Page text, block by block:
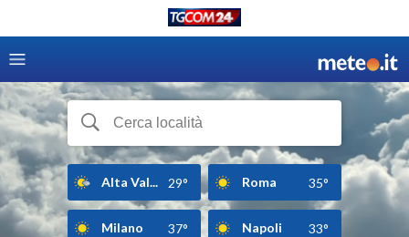
Alta Val... 29° Roma 35°
Milano 37° Napoli 33°